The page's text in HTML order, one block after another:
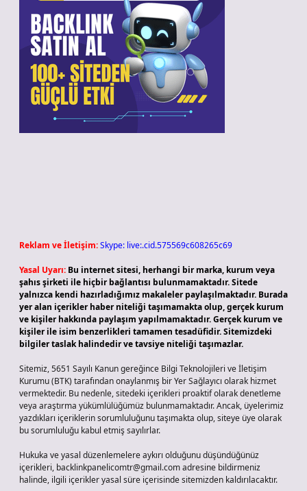
Reklam ve İletişim:Skype: live:.cid.575569c608265c69
Yasal Uyarı: Bu internet sitesi, herhangi bir marka, kurum veya
şahıs şirketi ile hiçbir bağlantısı bulunmamaktadır. Sitede
yalnızca kendi hazırladığımız makaleler paylaşılmaktadır. Burada
yer alan içerikler haber niteliği taşımamakta olup, gerçek kurum
ve kişiler hakkında paylaşım yapılmamaktadır. Gerçek kurum ve
kişiler ile isim benzerlikleri tamamen tesadüfidir. Sitemizdeki
bilgiler taslak halindedir ve tavsiye niteliği taşımazlar.
Sitemiz, 5651 Sayılı Kanun gereğince Bilgi Teknolojileri ve İletişim
Kurumu (BTK) tarafından onaylanmış bir Yer Sağlayıcı olarak hizmet
vermektedir. Bu nedenle, sitedeki içerikleri proaktif olarak denetleme
veya araştırma yükümlülüğümüz bulunmamaktadır. Ancak, üyelerimiz
yazdıkları içeriklerin sorumluluğunu taşımakta olup, siteye üye olarak
bu sorumluluğu kabul etmiş sayılırlar.
Hukuka ve yasal düzenlemelere aykırı olduğunu düşündüğünüz
içerikleri, backlinkpanelicomtr@gmail.comadresine bildirmeniz
halinde, ilgili içerikler yasal süre içerisinde sitemizden kaldırılacaktır.